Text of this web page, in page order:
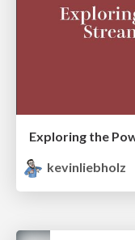
kevinliebholz